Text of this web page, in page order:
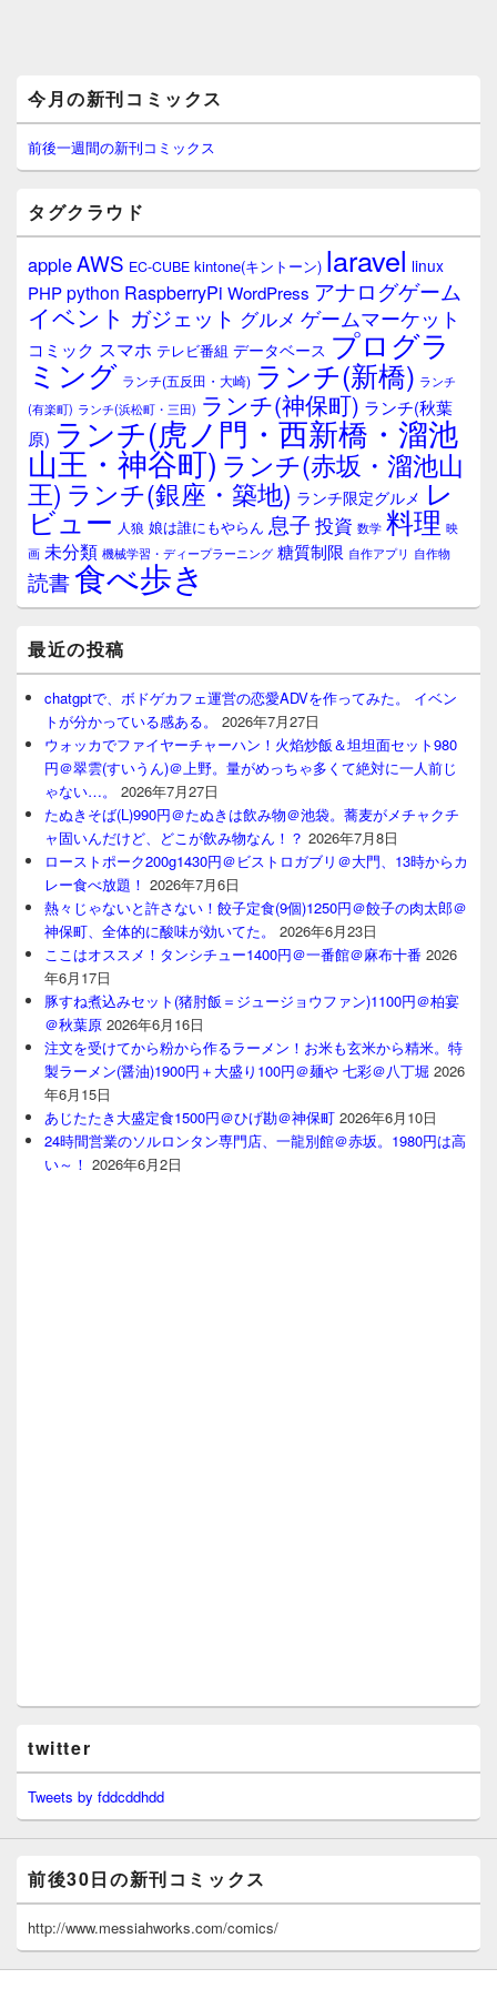
イ
ン
サ
イ
ウ
ィ
ジ
ェ
ア
今月の新刊コミックス
前後一週間の新刊コミックス
タグクラウド
appleAWS EC-CUBE kintone(キントーン) laravel linux
PHPpython RaspberryPi WordPress アナログゲーム
イベント ガジェット グルメ ゲームマーケット
コミック スマホ テレビ番組 データベース プログラ
ミング ランチ(五反田・大崎) ランチ(新橋) ランチ
(有楽町) ランチ(浜松町・三田) ランチ(神保町) ランチ(秋葉
原) ランチ(虎ノ門・西新橋・溜池
山王・神谷町) ランチ(赤坂・溜池山
王) ランチ(銀座・築地) ランチ限定グルメ レ
ビュー 人狼 娘は誰にもやらん 息子 投資 数学 料理 映
画 未分類 機械学習・ディープラーニング 糖質制限 自作アプリ 自作物
読書食べ歩き
最近の投稿
chatgptで、ボドゲカフェ運営の恋愛ADVを作ってみた。 イベン
トが分かっている感ある。
2026年7月27日
ウォッカでファイヤーチャーハン！火焰炒飯＆坦坦面セット980
円＠翠雲(すいうん)＠上野。量がめっちゃ多くて絶対に一人前じ
ゃない…。
2026年7月27日
たぬきそば(L)990円＠たぬきは飲み物＠池袋。蕎麦がメチャクチ
ャ固いんだけど、どこが飲み物なん！？ 2026年7月8日
ローストポーク200g1430円＠ビストロガブリ＠大門、13時からカ
レー食べ放題！ 2026年7月6日
熱々じゃないと許さない！餃子定食(9個)1250円＠餃子の肉太郎＠
神保町、全体的に酸味が効いてた。
2026年6月23日
ここはオススメ！タンシチュー1400円＠一番館＠麻布十番 2026
年6月17日
豚すね煮込みセット(猪肘飯＝ジュージョウファン)1100円＠柏宴
＠秋葉原 2026年6月16日
注文を受けてから粉から作るラーメン！お米も玄米から精米。特
製ラーメン(醤油)1900円＋大盛り100円＠麺や 七彩＠八丁堀 2026
年6月15日
あじたたき大盛定食1500円＠ひげ勘＠神保町 2026年6月10日
24時間営業のソルロンタン専門店、一龍別館＠赤坂。1980円は高
い～！ 2026年6月2日
twitter
Tweets by fddcddhdd
前後30日の新刊コミックス
http://www.messiahworks.com/comics/